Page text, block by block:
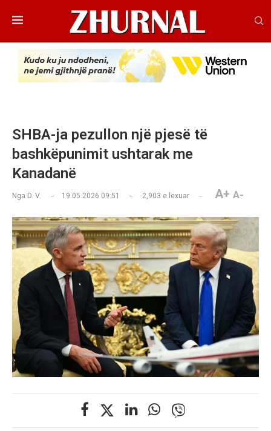
SHBA-ja pezullon një pjesë të
bashkëpunimit ushtarak me
Kanadanë
Nga D. V. 19.05.2026 09:51 2,903 e lexuar A+ A-